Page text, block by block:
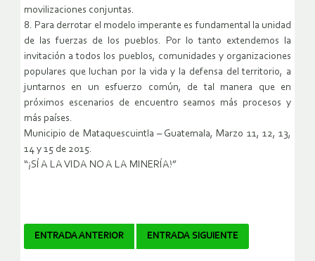
movilizaciones conjuntas.
8. Para derrotar el modelo imperante es fundamental la unidad
de las fuerzas de los pueblos. Por lo tanto extendemos la
invitación a todos los pueblos, comunidades y organizaciones
populares que luchan por la vida y la defensa del territorio, a
juntarnos en un esfuerzo común, de tal manera que en
próximos escenarios de encuentro seamos más procesos y
más países.
Municipio de Mataquescuintla – Guatemala, Marzo 11, 12, 13,
14 y 15 de 2015.
“¡SÍ A LA VIDA NO A LA MINERÍA!”
Navegador
ENTRADA ANTERIOR ENTRADA SIGUIENTE